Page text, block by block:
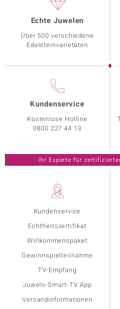
Kundenservice
Echtheitszertifikat
Willkommenspaket
Gewinnspielteilnahme
TV-Empfang
Juwelo-Smart-TV App
Versandinformationen
Echte Juwelen
Über 500 verschiedene
Edelsteinvarietäten
Kundenservice
Kostenlose Hotline
0800 227 44 13
Ihr Experte für